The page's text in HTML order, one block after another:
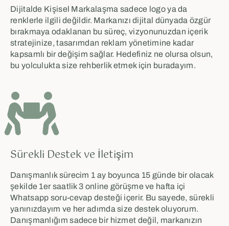
Dijitalde Kişisel Markalaşma sadece logo ya da
renklerle ilgili değildir. Markanızı dijital dünyada özgür
bırakmaya odaklanan bu süreç, vizyonunuzdan içerik
stratejinize, tasarımdan reklam yönetimine kadar
kapsamlı bir değişim sağlar. Hedefiniz ne olursa olsun,
bu yolculukta size rehberlik etmek için buradayım.
Sürekli Destek ve İletişim
Danışmanlık sürecim 1 ay boyunca 15 günde bir olacak
şekilde 1er saatlik 3 online görüşme ve hafta içi
Whatsapp soru-cevap desteği içerir. Bu sayede, sürekli
yanınızdayım ve her adımda size destek oluyorum.
Danışmanlığım sadece bir hizmet değil, markanızın